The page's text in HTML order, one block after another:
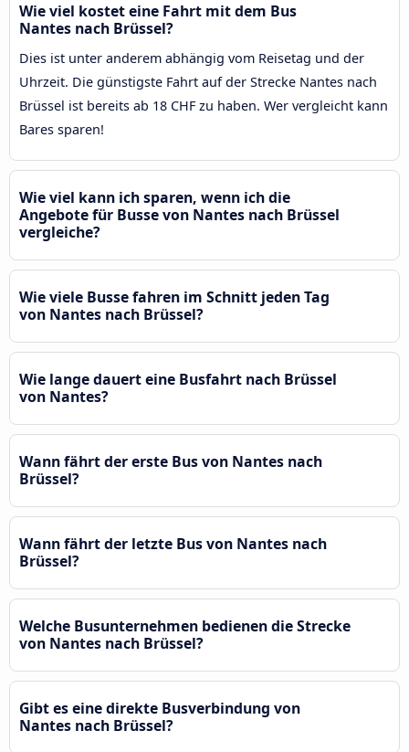
Wie viel kostet eine Fahrt mit dem Bus
Nantes nach Brüssel?
Dies ist unter anderem abhängig vom Reisetag und der
Uhrzeit. Die günstigste Fahrt auf der Strecke Nantes nach
Brüssel ist bereits ab 18 CHF zu haben. Wer vergleicht kann
Bares sparen!
Wie viel kann ich sparen, wenn ich die
Angebote für Busse von Nantes nach Brüssel
vergleiche?
Wie viele Busse fahren im Schnitt jeden Tag
von Nantes nach Brüssel?
Wie lange dauert eine Busfahrt nach Brüssel
von Nantes?
Wann fährt der erste Bus von Nantes nach
Brüssel?
Wann fährt der letzte Bus von Nantes nach
Brüssel?
Welche Busunternehmen bedienen die Strecke
von Nantes nach Brüssel?
Gibt es eine direkte Busverbindung von
Nantes nach Brüssel?